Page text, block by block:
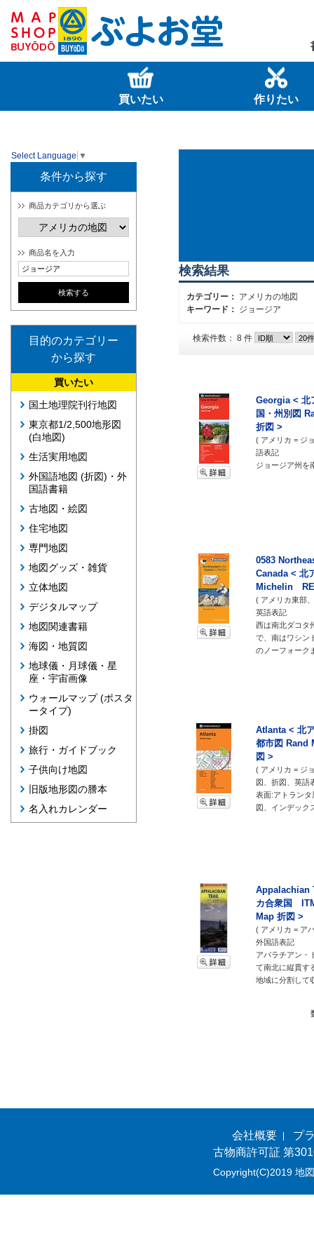
買いたい 作りたい
Select Language ▼
条件から探す
商品カテゴリから選ぶ
商品名を入力
目的のカテゴリー
から探す
買いたい
国土地理院刊行地図
東京都1/2,500地形図
(白地図)
生活実用地図
外国語地図 (折図)・外
国語書籍
古地図・絵図
住宅地図
専門地図
地図グッズ・雑貨
立体地図
デジタルマップ
地図関連書籍
海図・地質図
地球儀・月球儀・星
座・宇宙画像
ウォールマップ (ポスタ
ータイプ)
掛図
旅行・ガイドブック
子供向け地図
旧版地形図の謄本
名入れカレンダー
検索結果
カテゴリー： アメリカの地図
キーワード： ジョージア
検索件数： 8 件
Georgia < 北
国・州別図
折図 >
( アメリカ = ジ
語表記
ジョージア州を
0583
Canada < 北
Michelin
( アメリカ東部
英語表記
西は南北ダコタ
で、南はワシン
のノーフォーク
Atlanta < 北
都市図
図 >
( アメリカ = ジ
図、折図、英語
表面:アトラン
図、インデック
Appalachian
カ合衆国
Map 折図 >
( アメリカ = ア
外国語表記
アパラチアン・
て南北に縦貫す
地域に分割して
会社概要
プ
古物商許可証 第
Copyright(C)2019 地